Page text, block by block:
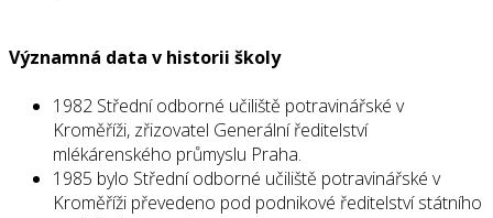
Významná data v historii školy
1982 Střední odborné učiliště potravinářské v
Kroměříži, zřizovatel Generální ředitelství
mlékárenského průmyslu Praha.
1985 bylo Střední odborné učiliště potravinářské v
Kroměříži převedeno pod podnikové ředitelství státního